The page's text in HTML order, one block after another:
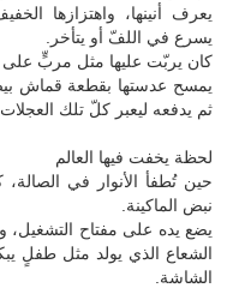
يعرف أنينها، واهتزازها
يسرع في اللفّ أو يتأخر.
كان يربّت عليها مثل مربٍّ
يمسح عدستها بقطعة قماش
ثم يدفعه ليعبر كلّ تلك
لحظة يخفت فيها العالم
حين تُطفأ الأنوار في
نبض الماكينة.
يضع يده على مفتاح التشغيل،
الشعاع الذي يولد مثل طفلٍ
الشاشة.